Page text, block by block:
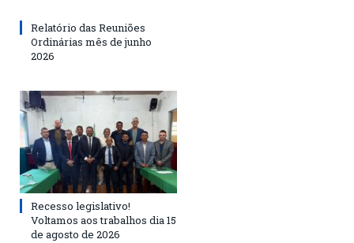
Relatório das Reuniões
Ordinárias mês de junho
2026
Recesso legislativo!
Voltamos aos trabalhos dia 15
de agosto de 2026